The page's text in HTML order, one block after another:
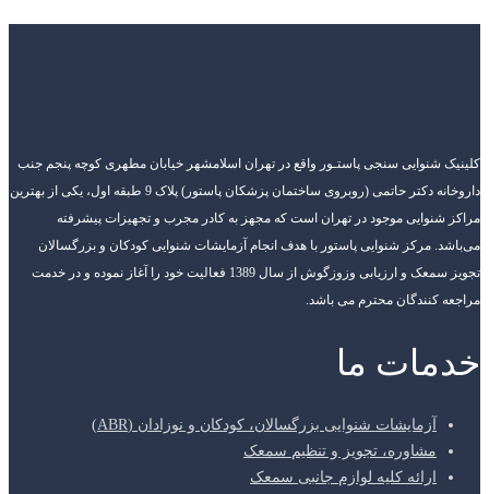
کلینیک شنوایی سنجی پاستـور واقع در تهران اسلامشهر خیابان مطهری کوچه پنجم جنب
داروخانه دکتر حاتمی (روبروی ساختمان پزشکان پاستور) پلاک 9 طبقه اول، یکی از بهترین
مراکز شنوایی موجود در تهران است که مجهز به کادر مجرب و تجهیزات پیشرفته
می‌باشد. مرکز شنوایی پاستور با هدف انجام آزمایشات شنوایی کودکان و بزرگسالان
تجویز سمعک و ارزیابی وزوزگوش از سال 1389 فعالیت خود را آغاز نموده و در خدمت
مراجعه کنندگان محترم می باشد.
خدمات ما
آزمایشات شنوایی بزرگسالان، کودکان و نوزادان (ABR)
مشاوره، تجویز و تنظیم سمعک
ارائه کلیه لوازم جانبی سمعک